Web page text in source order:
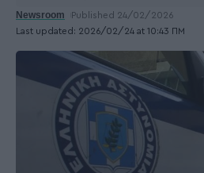
Last updated: 2026/02/24 at 10:43 ΠΜ
Newsroom Published 24/02/2026